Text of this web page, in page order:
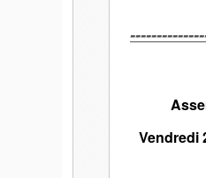
Vendredi